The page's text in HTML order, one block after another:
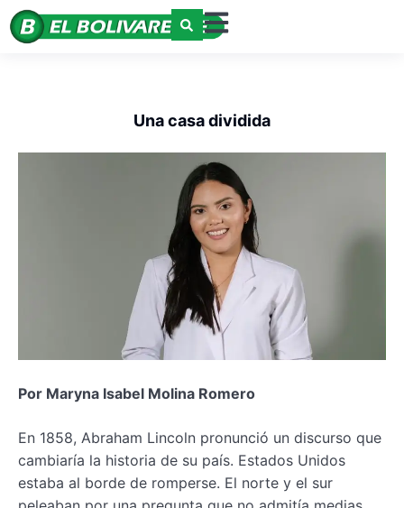
Una casa dividida
Por Maryna Isabel Molina Romero
En 1858, Abraham Lincoln pronunció un discurso que
cambiaría la historia de su país. Estados Unidos
estaba al borde de romperse. El norte y el sur